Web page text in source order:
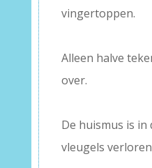
vingertoppen.
Alleen halve
over.
De huismus is
vleugels